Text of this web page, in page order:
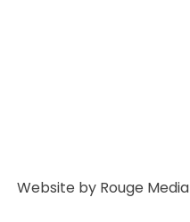
Website by Rouge Media